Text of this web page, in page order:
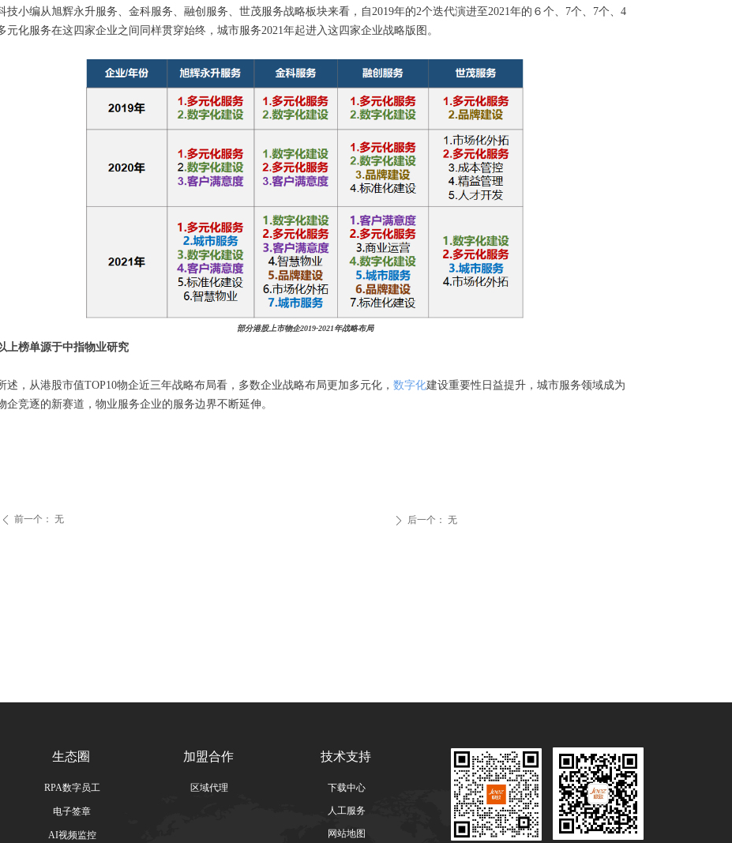
技小编从旭辉永升服务、金科服务、融创服务、世茂服务战略板块来看，自2019年的2个迭代演进至2021年的６个、7个、7个、4
元化服务在这四家企业之间同样贯穿始终，城市服务2021年起进入这四家企业战略版图。
部分港股上市物企2019-2021年战略布局
上榜单源于中指物业研究
述，从港股市值TOP10物企近三年战略布局看，多数企业战略布局更加多元化， 数字化建设重要性日益提升，城市服务领域成为
企竞逐的新赛道，物业服务企业的服务边界不断延伸。
ꄴ 前一个： 无 ꄲ 后一个： 无
区域代理
生态圈 加盟合作 技术支持
下载中心
人工服务
网站地图
RPA数字员工
电子签章
AI视频监控